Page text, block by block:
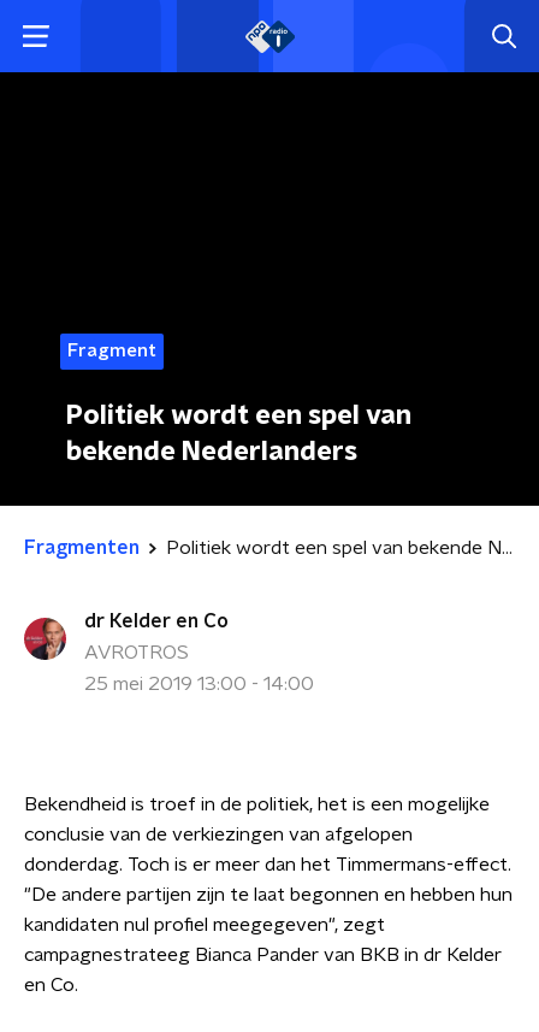
Fragment
Politiek wordt een spel van
bekende Nederlanders
Fragmenten Politiek wordt een spel van bekende Nederlanders
dr Kelder en Co
AVROTROS
25 mei 2019 13:00 - 14:00
Bekendheid is troef in de politiek, het is een mogelijke
conclusie van de verkiezingen van afgelopen
donderdag. Toch is er meer dan het Timmermans-effect.
"De andere partijen zijn te laat begonnen en hebben hun
kandidaten nul profiel meegegeven", zegt
campagnestrateeg Bianca Pander van BKB in dr Kelder
en Co.